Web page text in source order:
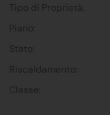
Tipo di Proprietà:
Piano:
Stato:
Riscaldamento:
Classe: